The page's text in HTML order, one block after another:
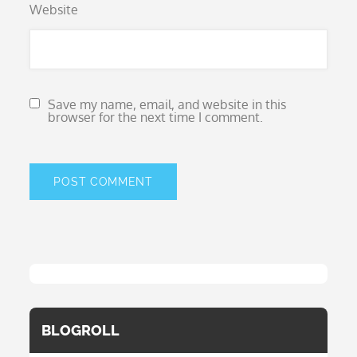
Website
Save my name, email, and website in this
browser for the next time I comment.
BLOGROLL